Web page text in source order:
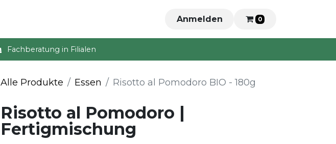
Anmelden 0
Fachberatung in Filialen
Alle Produkte Essen Risotto al Pomodoro BIO - 180g
Risotto al Pomodoro |
Fertigmischung